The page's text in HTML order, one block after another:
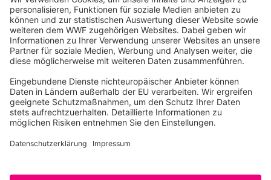
Ihre Spende kann steuerlich geltend gemacht werden
Registriert als Stiftung WWF Deutschland, Senatsverwaltung für
Justiz Berlin, Az: 3416/976/2
Umsatzsteuer-Identifikationsnummer: DE 114236103
Freistellungsbescheid: Als gemeinnützige Körperschaft befreit
von der Körperschaftssteuer gem. §5 I 9 KStg. unter der
Steuernummer 27/641/09321